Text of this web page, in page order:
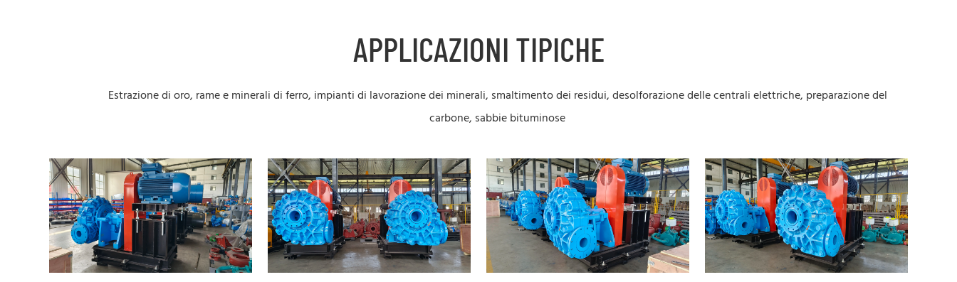
APPLICAZIONI TIPICHE
Estrazione di oro, rame e minerali di ferro, impianti di lavorazione dei minerali, smaltimento dei residui, desolforazione delle centrali elettriche, preparazione del
carbone, sabbie bituminose